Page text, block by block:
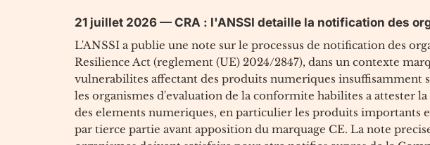
21 juillet 2026 — CRA : l'ANSSI detaille la notification des
L'ANSSI a publie une note sur le processus de notification des
Resilience Act (reglement (UE) 2024/2847), dans un contexte
vulnerabilites affectant des produits numeriques insuffisamment
les organismes d'evaluation de la conformite habilites a attester
des elements numeriques, en particulier les produits importants
par tierce partie avant apposition du marquage CE. La note